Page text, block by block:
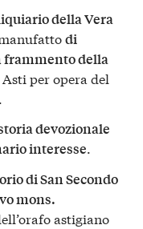
della Vera
manufattodi
frammento della
Asti per opera del
devozionale
interesse.
di San Secondo
mons.
astigiano